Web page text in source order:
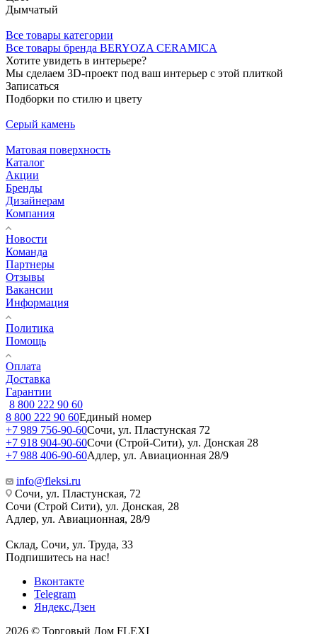
Дымчатый
Все товары категории
Все товары бренда BERYOZA CERAMICA
Хотите увидеть в интерьере?
Мы сделаем 3D-проект под ваш интерьер с этой плиткой
Записаться
Подборки по стилю и цвету
Серый камень
Матовая поверхность
Каталог
Акции
Бренды
Дизайнерам
Компания
Новости
Команда
Партнеры
Отзывы
Вакансии
Информация
Политика
Помощь
Оплата
Доставка
Гарантии
8 800 222 90 60
8 800 222 90 60Единый номер
+7 989 756-90-60Сочи, ул. Пластунская 72
+7 918 904-90-60Сочи (Строй-Сити), ул. Донская 28
+7 988 406-90-60Адлер, ул. Авиационная 28/9
info@fleksi.ru
Сочи, ул. Пластунская, 72
Сочи (Строй Сити), ул. Донская, 28
Адлер, ул. Авиационная, 28/9
Склад, Сочи, ул. Труда, 33
Подпишитесь на нас!
Вконтакте
Telegram
Яндекс.Дзен
2026 © Торговый Дом FLEXI